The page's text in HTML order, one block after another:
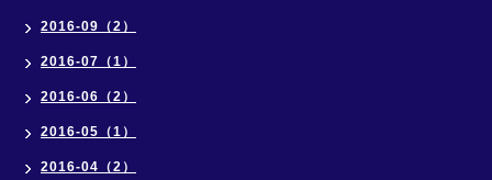
2016-09（2）
2016-07（1）
2016-06（2）
2016-05（1）
2016-04（2）